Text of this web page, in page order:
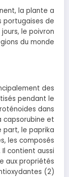
la plante a
portugaises de
jours, le poivron
du monde.
des
pendant le
dans
capsorubine et
part, le paprika
les composés
contient aussi
aux propriétés
(2).